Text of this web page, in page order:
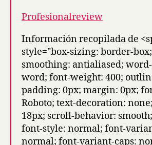
Profesionalreview
Informaciónrecopilada de
style="box-sizing: border-
smoothing: antialiased;
word; font-weight: 400;
padding: 0px; margin: 0px;
Roboto; text-decoration:
18px; scroll-behavior:
font-style: normal; font-
normal; font-variant-caps: